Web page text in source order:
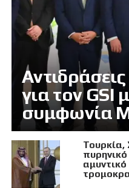
για τον GSI
συμφωνία
Τουρκία,